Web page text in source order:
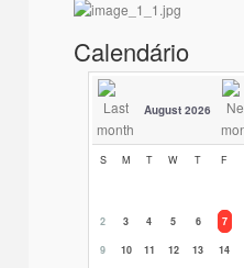
Calendário
August 2026
S M T W T F
2
3 4 5 6 7
9
10 11 12 13 14